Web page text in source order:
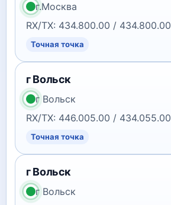
г.Москва
RX/TX: 434.800.00 / 434.800.00
Точная точка
г Вольск
г Вольск
RX/TX: 446.005.00 / 434.055.00
Точная точка
г Вольск
г Вольск